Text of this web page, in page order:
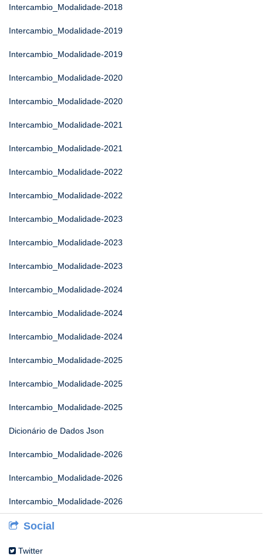
Intercambio_Modalidade-2018
Intercambio_Modalidade-2019
Intercambio_Modalidade-2019
Intercambio_Modalidade-2020
Intercambio_Modalidade-2020
Intercambio_Modalidade-2021
Intercambio_Modalidade-2021
Intercambio_Modalidade-2022
Intercambio_Modalidade-2022
Intercambio_Modalidade-2023
Intercambio_Modalidade-2023
Intercambio_Modalidade-2023
Intercambio_Modalidade-2024
Intercambio_Modalidade-2024
Intercambio_Modalidade-2024
Intercambio_Modalidade-2025
Intercambio_Modalidade-2025
Intercambio_Modalidade-2025
Dicionário de Dados Json
Intercambio_Modalidade-2026
Intercambio_Modalidade-2026
Intercambio_Modalidade-2026
Social
Twitter